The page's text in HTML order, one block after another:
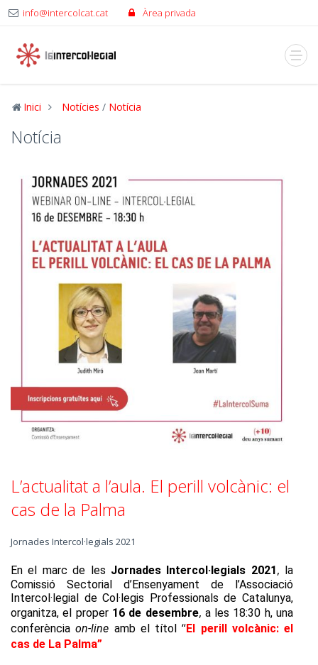
info@intercolcat.cat Àrea privada
Inici Notícies / Notícia
Notícia
L’actualitat a l’aula. El perill volcànic: el
cas de la Palma
Jornades Intercol·legials 2021
En el marc de les Jornades Intercol·legials 2021, la
Comissió Sectorial d’Ensenyament de l’Associació
Intercol·legial de Col·legis Professionals de Catalunya,
organitza, el proper 16 de desembre, a les 18:30 h, una
conferènciaon-line amb el títol “El perill volcànic: el
cas de La Palma”